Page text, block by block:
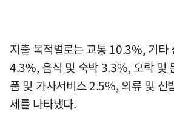
지출 목적별로는 교통 10.3%, 기타
4.3%, 음식 및 숙박 3.3%, 오락 및
품 및 가사서비스 2.5%, 의류 및 신
세를 나타냈다.